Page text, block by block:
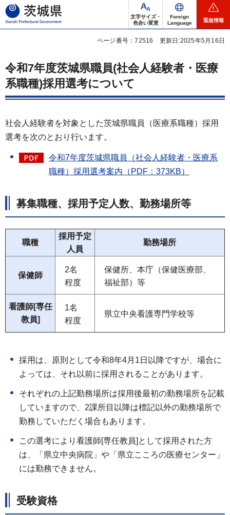
茨城県
文字サイズ・
色合い変更
Foreign
Language
緊急情報
ページ番号：72516 更新日:2025年5月16日
令和7年度茨城県職員(社会人経験者・医療
系職種)採用選考について
社会人経験者を対象とした茨城県職員（医療系職種）採用
選考を次のとおり行います。
令和7年度茨城県職員（社会人経験者・医療系
職種）採用選考案内（PDF：373KB）
募集職種、採用予定人数、勤務場所等
職種
採用予定
人員
勤務場所
保健師
2名
程度
保健所、本庁（保健医療部、
福祉部）等
看護師[専任
教員]
1名
程度
県立中央看護専門学校等
採用は、原則として令和8年4月1日以降ですが、場合に
よっては、それ以前に採用されることがあります。
それぞれの上記勤務場所は採用後最初の勤務場所を記載
していますので、2課所目以降は標記以外の勤務場所で
勤務していただく場合もあります。
この選考により看護師[専任教員]として採用された方
は、「県立中央病院」や「県立こころの医療センター」
には勤務できません。
受験資格